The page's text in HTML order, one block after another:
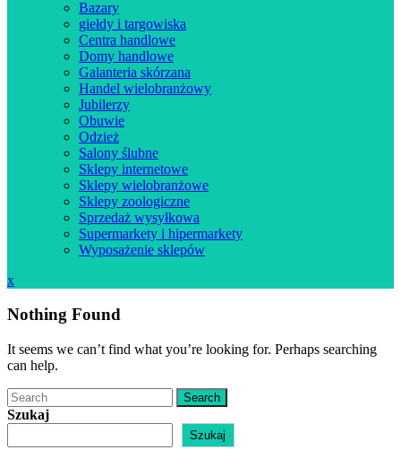
Bazary
giełdy i targowiska
Centra handlowe
Domy handlowe
Galanteria skórzana
Handel wielobranżowy
Jubilerzy
Obuwie
Odzież
Salony ślubne
Sklepy internetowe
Sklepy wielobranżowe
Sklepy zoologiczne
Sprzedaż wysyłkowa
Supermarkety i hipermarkety
Wyposażenie sklepów
xClose
Nothing Found
It seems we can’t find what you’re looking for. Perhaps searching
can help.
Search
Szukaj
Szukaj